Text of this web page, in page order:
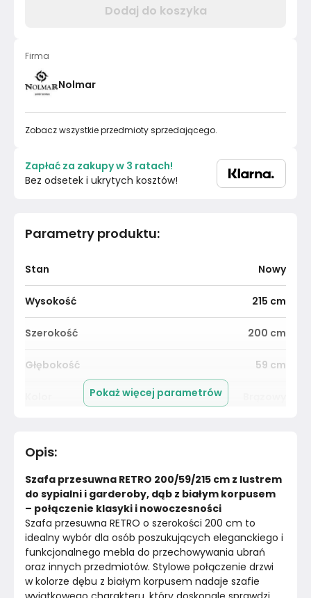
Parametry produktu:
Stan Nowy
Wysokość 215 cm
Szerokość 200 cm
Głębokość 59 cm
Liczba drzwi
Rodzaj drzwi Przesuwne
Lustro
Drążek na wieszaki
Liczba półek
Pokaż więcej parametrów
Opis:
Szafa przesuwna RETRO 200/59/215 cm z lustrem
do sypialni i garderoby, dąb z białym korpusem
– połączenie klasyki i nowoczesności
Szafa przesuwna RETRO o szerokości 200 cm to
idealny wybór dla osób poszukujących eleganckiego i
funkcjonalnego mebla do przechowywania ubrań
oraz innych przedmiotów. Stylowe połączenie drzwi
w kolorze dębu z białym korpusem nadaje szafie
Dodaj do koszyka
Firma
Nolmar
Zobacz wszystkie przedmioty sprzedającego.
Zapłać za zakupy w 3 ratach!
Bez odsetek i ukrytych kosztów!